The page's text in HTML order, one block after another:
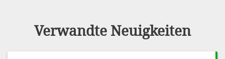
Verwandte Neuigkeiten